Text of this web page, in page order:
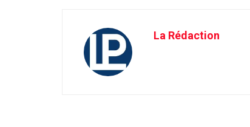
La Rédaction